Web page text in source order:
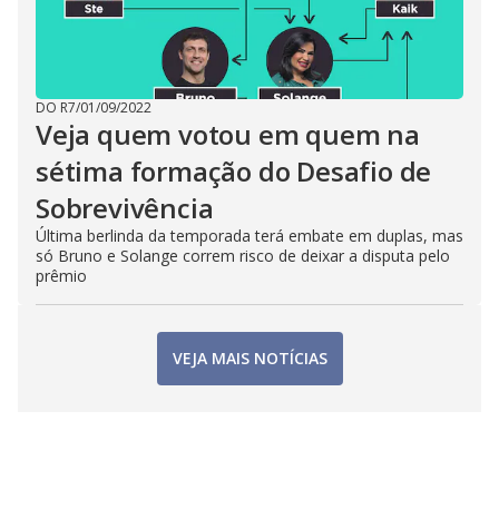
DO R7/01/09/2022
Veja quem votou em quem na
sétima formação do Desafio de
Sobrevivência
Última berlinda da temporada terá embate em duplas, mas
só Bruno e Solange correm risco de deixar a disputa pelo
prêmio
VEJA MAIS NOTÍCIAS